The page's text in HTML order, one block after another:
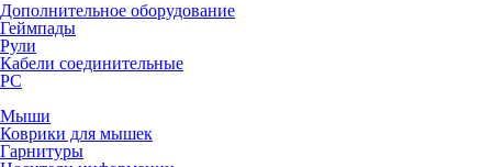
Дополнительное оборудование
Геймпады
Рули
Кабели соединительные
PC
Мыши
Коврики для мышек
Гарнитуры